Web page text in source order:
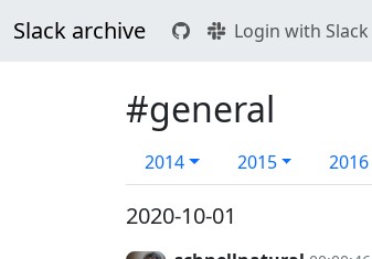
Slack archive Login with Slack
#general
2014 2015 2016
2020-10-01